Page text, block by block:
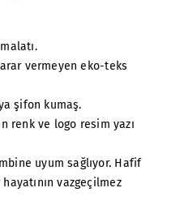
vermeyen eko-teks
şifon kumaş.
renk ve logo resim yazı
uyum sağlıyor. Hafif
vazgeçilmez